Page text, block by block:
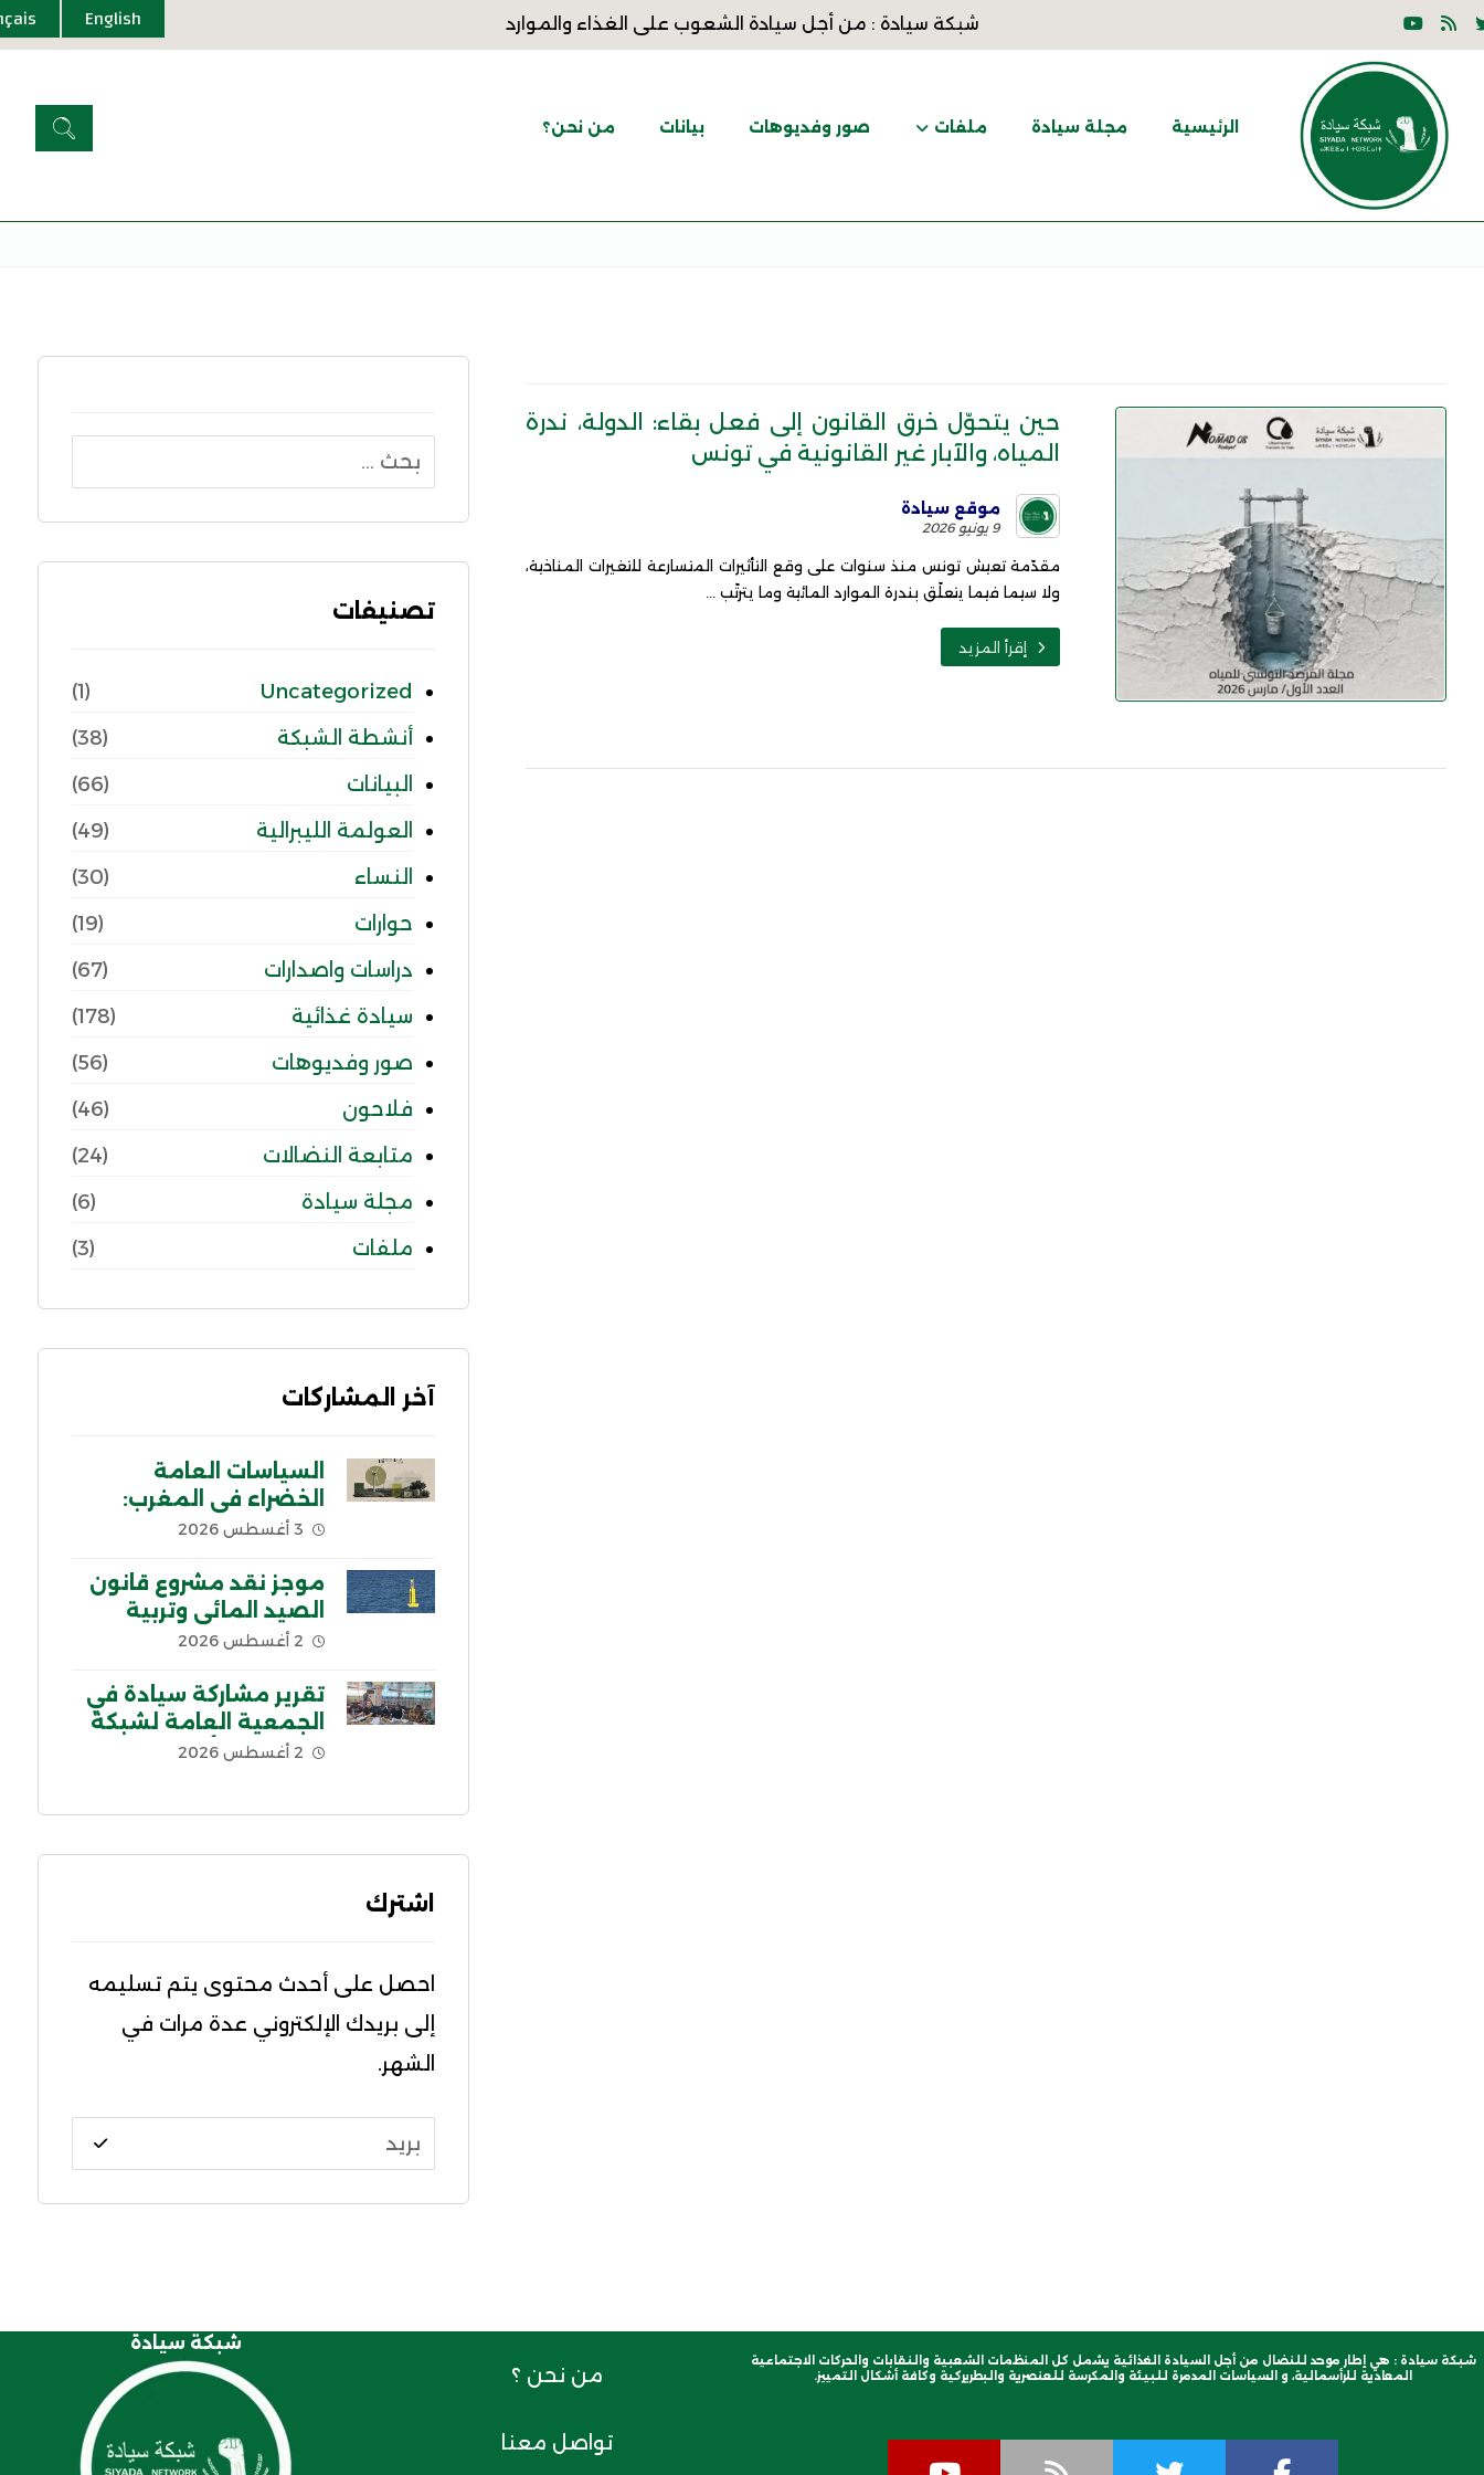
شبكة سيادة : من أجل سيادة الشعوب على الغذاء والموارد English
الرئيسية مجلة سيادة ملفات صور وفديوهات بيانات من نحن؟
حين يتحوّل خرق القانون إلى فعل بقاء: الدولة، ندرة
المياه، والآبار غير القانونية في تونس
موقع سيادة
9 يونيو 2026
مقدّمة تعيش تونس منذ سنوات على وقع التأثيرات المتسارعة للتغيرات المناخية،
ولا سيما فيما يتعلّق بندرة الموارد المائية وما يترتّب ...
إقرأ المزيد
تصنيفات
Uncategorized
(1)
أنشطة الشبكة
(38)
البيانات
(66)
العولمة الليبرالية
(49)
النساء
(30)
حوارات
(19)
دراسات واصدارات
(67)
سيادة غذائية
(178)
صور وفديوهات
(56)
فلاحون
(46)
متابعة النضالات
(24)
مجلة سيادة
(6)
ملفات
(3)
آخر المشاركات
السياسات العامة
الخضراء في المغرب:
السياق والمحاور الرئيسية
3 أغسطس 2026
موجز نقد مشروع قانون
الصيد المائي وتربية
الأحياء المائية في لبنان
2 أغسطس 2026
تقرير مشاركة سيادة في
الجمعية العامة لشبكة
اللجنة من أجل إلغاء
2 أغسطس 2026
اشترك
احصل على أحدث محتوى يتم تسليمه
إلى بريدك الإلكتروني عدة مرات في
الشهر.
شبكة سيادة : هي إطار موحد للنضال من أجل السيادة الغذائية يشمل كل المنظمات الشعبية والنقابات والحركات الاجتماعية
المعادية للرأسمالية، و السياسات المدمرة للبيئة والمكرسة للعنصرية والبطريركية وكافة أشكال التمييز.
من نحن ؟
تواصل معنا
شبكة سيادة